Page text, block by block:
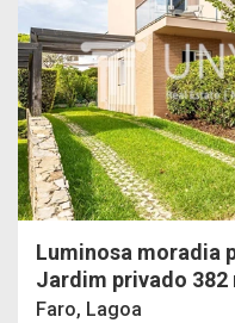
Luminosa moradia
Jardim privado 382
Faro, Lagoa